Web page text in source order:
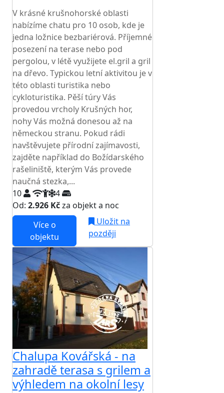
V krásné krušnohorské oblasti
nabízíme chatu pro 10 osob, kde je
jedna ložnice bezbariérová. Příjemné
posezení na terase nebo pod
pergolou, v létě využijete el.gril a gril
na dřevo. Typickou letní aktivitou je v
této oblasti turistika nebo
cykloturistika. Pěší túry Vás
provedou vrcholy Krušných hor,
nohy Vás možná donesou až na
německou stranu. Pokud rádi
navštěvujete přírodní zajímavosti,
zajděte například do Božídarského
rašeliniště, kterým Vás provede
naučná stezka,...
10
4
Od: 2.926 Kčza objekt a noc
Více o
objektu
Uložit na
později
Chalupa Kovářská - na
zahradě terasa s grilem a
výhledem na okolní lesy